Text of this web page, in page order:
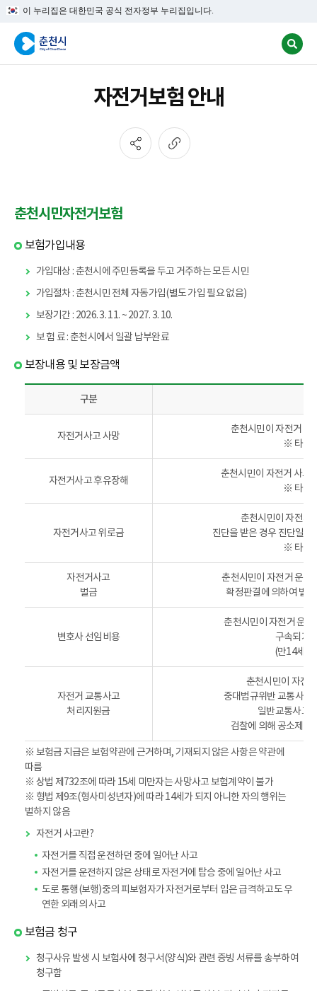
이 누리집은 대한민국 공식 전자정부 누리집입니다.
자전거보험 안내
춘천시민자전거보험
보험가입내용
가입대상 : 춘천시에 주민등록을 두고 거주하는 모든 시민
가입절차 : 춘천시민 전체 자동가입(별도 가입 필요 없음)
보장기간 : 2026. 3. 11. ~ 2027. 3. 10.
보 험 료 : 춘천시에서 일괄 납부완료
보장내용 및 보장금액
구분
자전거사고 사망
춘천시민이 자전거 사
※ 타 보
자전거사고 후유장해
춘천시민이 자전거 사고
※ 타 보
자전거사고 위로금
춘천시민이 자전거
진단을 받은 경우 진단일
※ 타 보
자전거사고
벌금
춘천시민이 자전거 운전
확정판결에 의하여 벌
변호사 선임비용
춘천시민이 자전거 운
구속되거
(만14세
자전거 교통사고
처리지원금
춘천시민이 자전
중대법규위반 교통사고
일반교통사고
검찰에 의해 공소제기
※ 보험금 지급은 보험약관에 근거하며, 기재되지 않은 사항은 약관에
따름
※ 상법 제732조에 따라 15세 미만자는 사망사고 보험계약이 불가
※ 형법 제9조(형사미성년자)에 따라 14세가 되지 아니한 자의 행위는
벌하지 않음
자전거 사고란?
자전거를 직접 운전하던 중에 일어난 사고
자전거를 운전하지 않은 상태로 자전거에 탑승 중에 일어난 사고
도로 통행(보행)중의 피보험자가 자전거로부터 입은 급격하고도 우
연한 외래의 사고
보험금 청구
청구사유 발생 시 보험사에 청구서(양식)와 관련 증빙 서류를 송부하여
청구함